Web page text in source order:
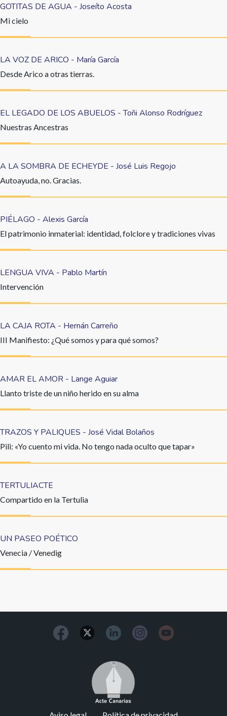
GOTITAS DE AGUA - Joseíto Acosta
Mi cielo
LA VOZ DE ARICO - María García
Desde Arico a otras tierras.
EL LEGADO DE LOS ABUELOS - Toñi Alonso Rodríguez
Nuestras Ancestras
A LA SOMBRA DE ECHEYDE - José Luis Regojo
Autoayuda, no. Gracias.
PIÉLAGO - Alexis García
El patrimonio inmaterial: identidad, folclore y tradiciones vivas
LENGUA VIVA - Pablo Martín
Intervención
LA CAJA ROTA - Hernán Carreño
III Manifiesto: ¿Qué somos y para qué somos?
AMAR EL AMOR - Lange Aguiar
Llanto triste de un niño herido en su alma
TRAZOS Y PALIQUES - José Vidal Bolaños
Pili: «Yo cuento mi vida. No tengo nada oculto que tapar»
TERTULIACTE
Compartido en la Tertulia
UN PASEO POÉTICO
Venecia / Venedig
Image